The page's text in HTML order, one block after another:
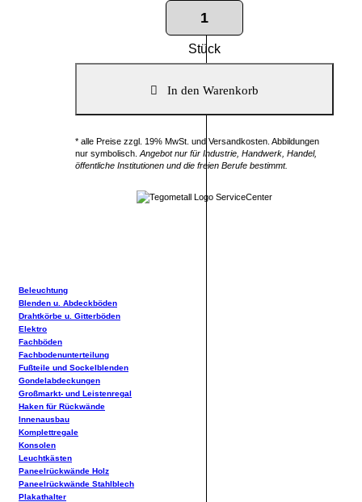
Stück
* alle Preise zzgl. 19% MwSt. und Versandkosten. Abbildungen
nur symbolisch. Angebot nur für Industrie, Handwerk, Handel,
öffentliche Institutionen und die freien Berufe bestimmt.
Beleuchtung
Blenden u. Abdeckböden
Drahtkörbe u. Gitterböden
Elektro
Fachböden
Fachbodenunterteilung
Fußteile und Sockelblenden
Gondelabdeckungen
Großmarkt- und Leistenregal
Haken für Rückwände
Innenausbau
Komplettregale
Konsolen
Leuchtkästen
Paneelrückwände Holz
Paneelrückwände Stahlblech
Plakathalter